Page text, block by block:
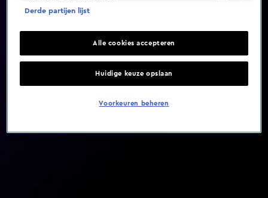
Derde partijen lijst
Alle cookies accepteren
Huidige keuze opslaan
Voorkeuren beheren